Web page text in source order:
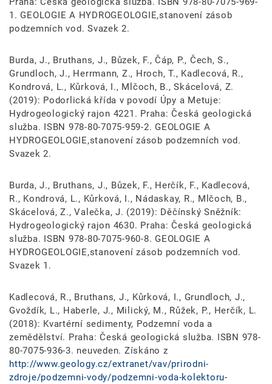
1. GEOLOGIE A HYDROGEOLOGIE,stanovení zásob
podzemních vod. Svazek 2.
Burda, J., Bruthans, J., Bůzek, F., Čáp, P., Čech, S.,
Grundloch, J., Herrmann, Z., Hroch, T., Kadlecová, R.,
Kondrová, L., Kůrková, I., Mlčoch, B., Skácelová, Z.
(2019): Podorlická křída v povodí Úpy a Metuje:
Hydrogeologický rajon 4221. Praha: Česká geologická
služba. ISBN 978-80-7075-959-2. GEOLOGIE A
HYDROGEOLOGIE,stanovení zásob podzemních vod.
Svazek 2.
Burda, J., Bruthans, J., Bůzek, F., Herčík, F., Kadlecová,
R., Kondrová, L., Kůrková, I., Nádaskay, R., Mlčoch, B.,
Skácelová, Z., Valečka, J. (2019): Děčínský Sněžník:
Hydrogeologický rajon 4630. Praha: Česká geologická
služba. ISBN 978-80-7075-960-8. GEOLOGIE A
HYDROGEOLOGIE,stanovení zásob podzemních vod.
Svazek 1.
Kadlecová, R., Bruthans, J., Kůrková, I., Grundloch, J.,
Gvoždík, L., Haberle, J., Milický, M., Růžek, P., Herčík, L.
(2018): Kvartérní sedimenty, Podzemní voda a
zemědělství. Praha: Česká geologická služba. ISBN 978-
80-7075-936-3. neuveden. Získáno z
http://www.geology.cz/extranet/vav/prirodni-
zdroje/podzemni-vody/podzemni-voda-kolektoru-